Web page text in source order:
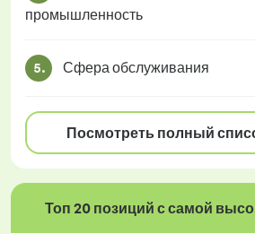
промышленность
5. Сфера обслуживания
Посмотреть полный
Топ 20 позиций с самой